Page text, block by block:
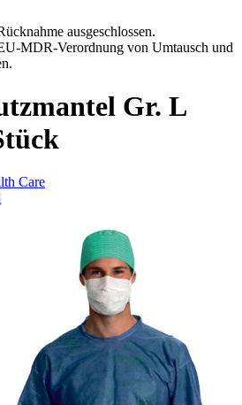
ausgeschlossen.
MDR-Verordnung von Umtausch und
Gr. L
Care